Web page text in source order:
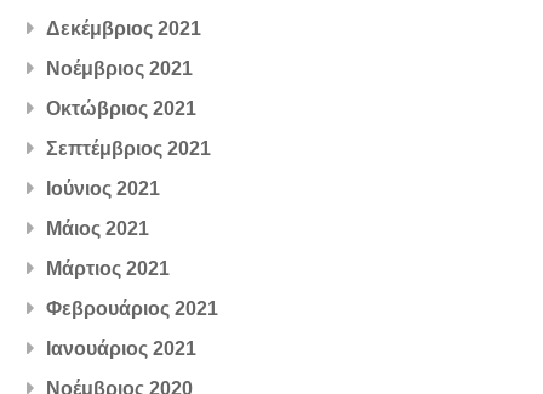
Δεκέμβριος 2021
Νοέμβριος 2021
Οκτώβριος 2021
Σεπτέμβριος 2021
Ιούνιος 2021
Μάιος 2021
Μάρτιος 2021
Φεβρουάριος 2021
Ιανουάριος 2021
Νοέμβριος 2020